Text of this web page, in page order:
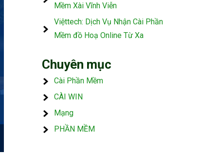
Mềm Xài Vĩnh Viễn
Việttech: Dịch Vụ Nhận Cài Phần
Mềm đồ Hoạ Online Từ Xa
Chuyên mục
Cài Phần Mềm
CÀI WIN
Mạng
PHẦN MỀM